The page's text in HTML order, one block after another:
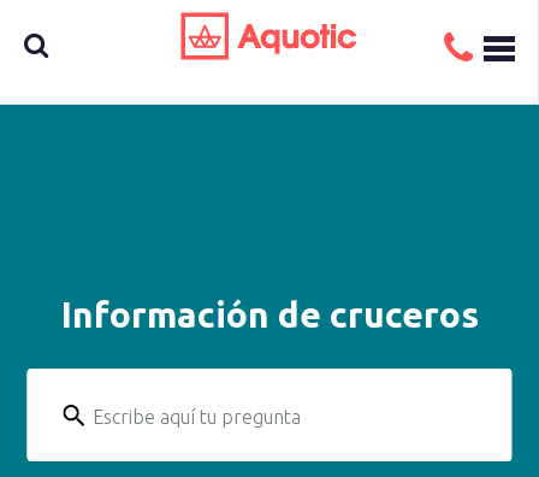
Información de cruceros
Escribe aquí tu pregunta